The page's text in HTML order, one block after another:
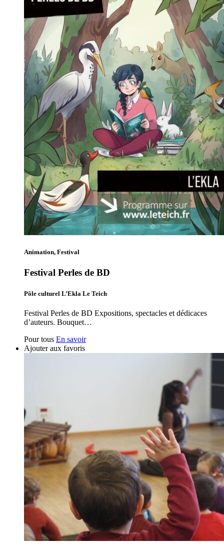
Animation, Festival
Festival Perles de BD
Pôle culturel L’Ekla Le Teich
Festival Perles de BD Expositions, spectacles et dédicaces
d’auteurs. Bouquet…
Pour tous En savoir
Ajouter aux favoris